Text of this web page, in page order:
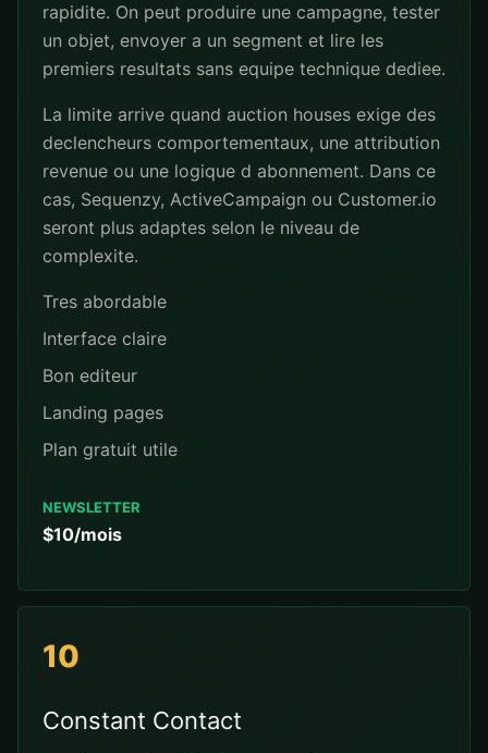
rapidite. On peut produire une campagne, tester
un objet, envoyer a un segment et lire les
premiers resultats sans equipe technique dediee.
La limite arrive quand auction houses exige des
declencheurs comportementaux, une attribution
revenue ou une logique d abonnement. Dans ce
cas, Sequenzy, ActiveCampaign ou Customer.io
seront plus adaptes selon le niveau de
complexite.
Tres abordable
Interface claire
Bon editeur
Landing pages
Plan gratuit utile
NEWSLETTER
$10/mois
10
Constant Contact